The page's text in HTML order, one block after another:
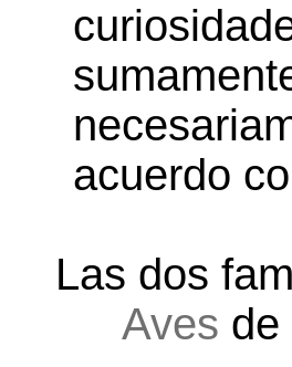
acuerdo
Las dos
Aves de